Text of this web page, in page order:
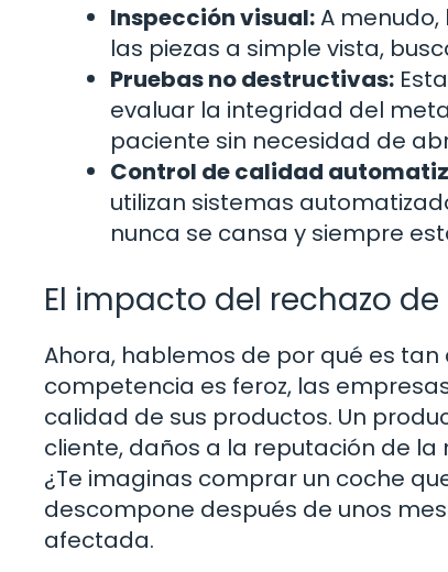
Inspección visual:A
las piezas a simple vista,
Pruebas no destructivas:
evaluar la integridad del
paciente sin necesidad de
Control de calidad
utilizan sistemas
nunca se cansa y siempre
El impacto del rechazo
Ahora, hablemos de por qué es
competencia es feroz, las
calidad de sus productos. Un
cliente, daños a la reputación de
¿Te imaginas comprar un coche
descompone después de unos
afectada.